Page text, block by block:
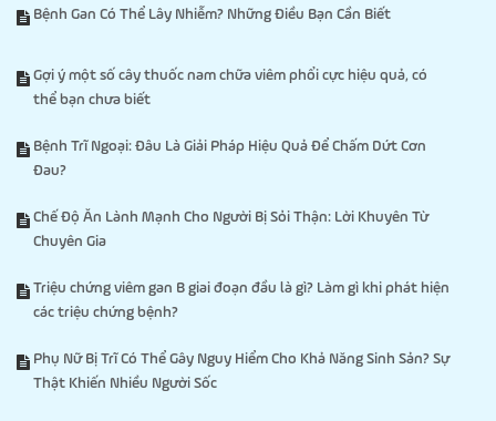
Bệnh Gan Có Thể Lây Nhiễm? Những Điều Bạn Cần Biết
Gợi ý một số cây thuốc nam chữa viêm phổi cực hiệu quả, có
thể bạn chưa biết
Bệnh Trĩ Ngoại: Đâu Là Giải Pháp Hiệu Quả Để Chấm Dứt Cơn
Đau?
Chế Độ Ăn Lành Mạnh Cho Người Bị Sỏi Thận: Lời Khuyên Từ
Chuyên Gia
Triệu chứng viêm gan B giai đoạn đầu là gì? Làm gì khi phát hiện
các triệu chứng bệnh?
Phụ Nữ Bị Trĩ Có Thể Gây Nguy Hiểm Cho Khả Năng Sinh Sản? Sự
Thật Khiến Nhiều Người Sốc